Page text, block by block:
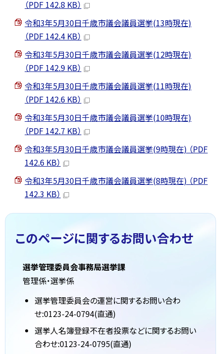
（PDF 142.8 KB）
令和3年5月30日千歳市議会議員選挙(13時現在)
（PDF 142.4 KB）
令和3年5月30日千歳市議会議員選挙(12時現在)
（PDF 142.9 KB）
令和3年5月30日千歳市議会議員選挙(11時現在)
（PDF 142.6 KB）
令和3年5月30日千歳市議会議員選挙(10時現在)
（PDF 142.7 KB）
令和3年5月30日千歳市議会議員選挙(9時現在) （PDF
142.6 KB）
令和3年5月30日千歳市議会議員選挙(8時現在) （PDF
142.3 KB）
このページに関するお問い合わせ
選挙管理委員会事務局選挙課
管理係・選挙係
選挙管理委員会の運営に関するお問い合わ
せ:0123-24-0794(直通)
選挙人名簿登録不在者投票などに関するお問い
合わせ:0123-24-0795(直通)